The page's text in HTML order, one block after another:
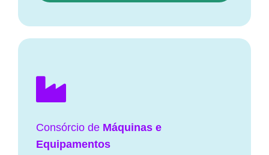
Consórcio de Máquinas e
Equipamentos